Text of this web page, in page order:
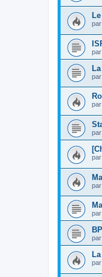
par
par
par
par
par
par
par
par
par
par